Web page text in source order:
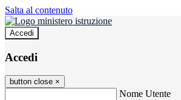
Salta al contenuto
Accedi
Accedi
button close ×
Nome Utente